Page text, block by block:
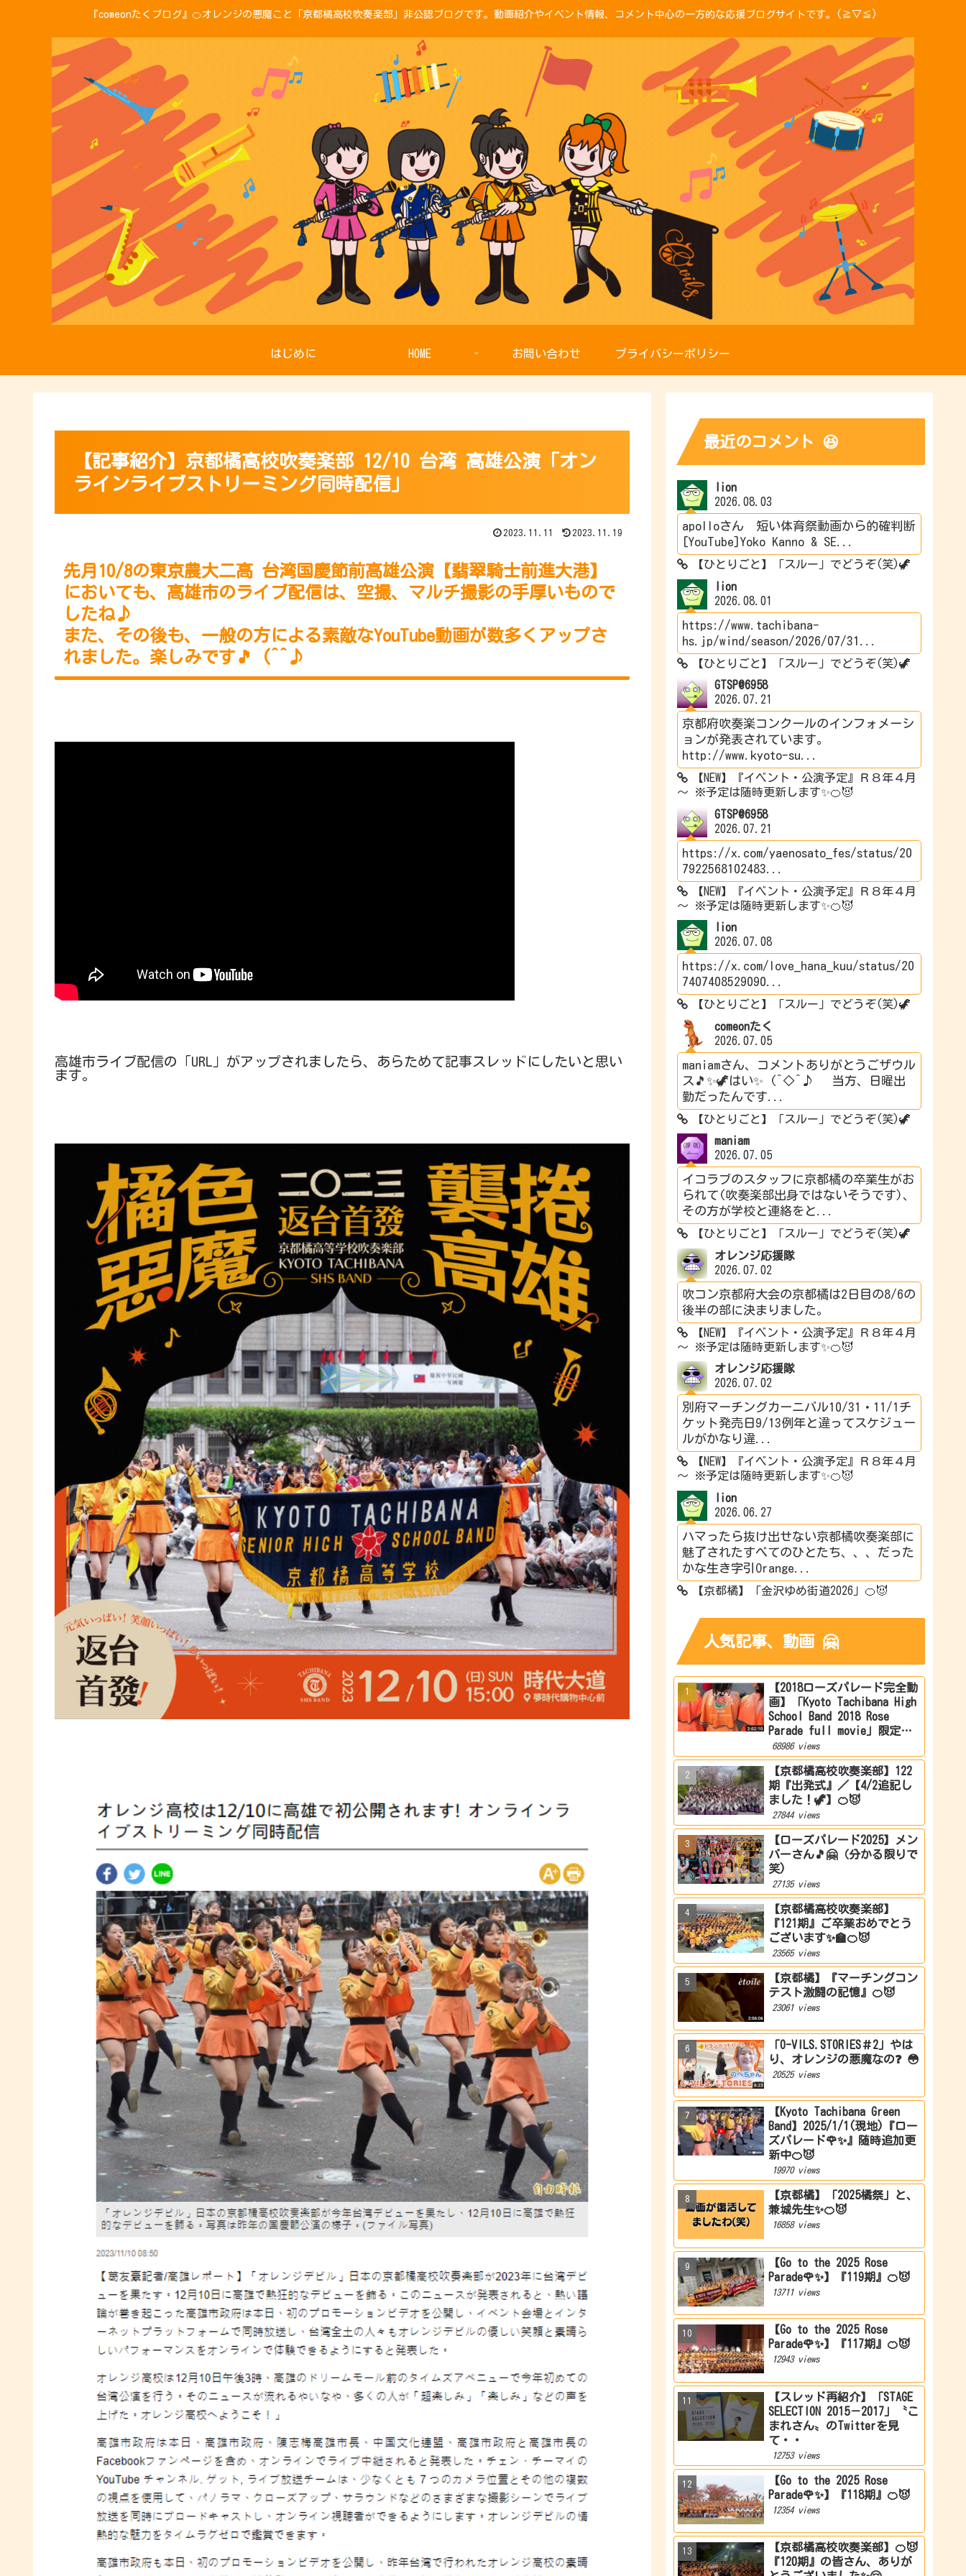
『comeonたくブログ』🍊オレンジの悪魔こと「京都橘高校吹奏楽部」非公認ブログです。動画紹介やイベント情報、コメント中心の一方的な応援ブログサイトです。(≧▽≦)
はじめに HOME お問い合わせ プライバシーポリシー
【記事紹介】京都橘高校吹奏楽部 12/10 台湾 高雄公演「オン
ラインライブストリーミング同時配信」
2023.11.11 2023.11.19
先月10/8の東京農大二高 台湾国慶節前高雄公演【翡翠騎士前進大港】
においても、高雄市のライブ配信は、空撮、マルチ撮影の手厚いもので
したね♪
また、その後も、一般の方による素敵なYouTube動画が数多くアップさ
れました。楽しみです🎵 (^^♪
高雄市ライブ配信の「URL」がアップされましたら、あらためて記事スレッドにしたいと思い
ます。
最近のコメント 😆
lion
2026.08.03
apolloさん 短い体育祭動画から的確判断
[YouTube]Yoko Kanno & SE...
【ひとりごと】「スルー」でどうぞ(笑)🦖
lion
2026.08.01
https://www.tachibana-
hs.jp/wind/season/2026/07/31...
【ひとりごと】「スルー」でどうぞ(笑)🦖
GTSP@6958
2026.07.21
京都府吹奏楽コンクールのインフォメーシ
ョンが発表されています。
http://www.kyoto-su...
【NEW】『イベント・公演予定』Ｒ８年４月
～ ※予定は随時更新します✨🍊😈
GTSP@6958
2026.07.21
https://x.com/yaenosato_fes/status/20
7922568102483...
【NEW】『イベント・公演予定』Ｒ８年４月
～ ※予定は随時更新します✨🍊😈
lion
2026.07.08
https://x.com/love_hana_kuu/status/20
7407408529090...
【ひとりごと】「スルー」でどうぞ(笑)🦖
comeonたく
2026.07.05
maniamさん、コメントありがとうごザウル
ス🎵✨🦖はい✨ (^◇^♪ 当方、日曜出
勤だったんです...
【ひとりごと】「スルー」でどうぞ(笑)🦖
maniam
2026.07.05
イコラブのスタッフに京都橘の卒業生がお
られて(吹奏楽部出身ではないそうです)、
その方が学校と連絡をと...
【ひとりごと】「スルー」でどうぞ(笑)🦖
オレンジ応援隊
2026.07.02
吹コン京都府大会の京都橘は2日目の8/6の
後半の部に決まりました。
【NEW】『イベント・公演予定』Ｒ８年４月
～ ※予定は随時更新します✨🍊😈
オレンジ応援隊
2026.07.02
別府マーチングカーニバル10/31・11/1チ
ケット発売日9/13例年と違ってスケジュー
ルがかなり違...
【NEW】『イベント・公演予定』Ｒ８年４月
～ ※予定は随時更新します✨🍊😈
lion
2026.06.27
ハマったら抜け出せない京都橘吹奏楽部に
魅了されたすべてのひとたち、、、だった
かな生き字引Orange...
【京都橘】「金沢ゆめ街道2026」🍊😈
人気記事、動画 🤗
【2018ローズパレード完全動
画】「Kyoto Tachibana High
School Band 2018 Rose
Parade full movie」限定公
開
68986 views
【京都橘高校吹奏楽部】122
期『出発式』／【4/2追記し
ました！🦖】🍊😈
27844 views
【ローズパレード2025】メン
バーさん🎵🤗（分かる限りで
笑)
27135 views
【京都橘高校吹奏楽部】
『121期』ご卒業おめでとう
ございます✨🏫🍊😈
23565 views
【京都橘】『マーチングコン
テスト激闘の記憶』🍊😈
23061 views
「O-VILS.STORIES＃2」やは
り、オレンジの悪魔なの❓ 😳
20525 views
【Kyoto Tachibana Green
Band】2025/1/1(現地)『ロー
ズパレード🌹✨』随時追加更
新中🍊😈
19970 views
【京都橘】「2025橘祭」と、
兼城先生✨🍊😈
16858 views
【Go to the 2025 Rose
Parade🌹✨】『119期』🍊😈
13711 views
【Go to the 2025 Rose
Parade🌹✨】『117期』🍊😈
12943 views
【スレッド再紹介】「STAGE
SELECTION 2015－2017」〝こ
まれさん〟のTwitterを見
て・・
12753 views
【Go to the 2025 Rose
Parade🌹✨】『118期』🍊😈
12354 views
【京都橘高校吹奏楽部】🍊😈
『120期』の皆さん、ありが